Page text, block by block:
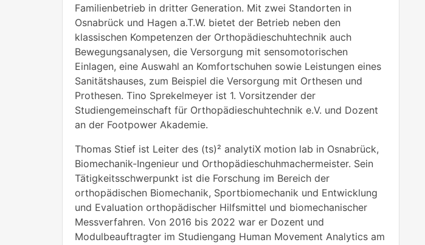
Familienbetrieb in dritter Generation. Mit zwei Standorten in
Osnabrück und Hagen a.T.W. bietet der Betrieb neben den
klassischen Kompetenzen der Orthopädieschuhtechnik auch
Bewegungsanalysen, die Versorgung mit sensomotorischen
Einlagen, eine Auswahl an Komfortschuhen sowie Leistungen eines
Sanitätshauses, zum Beispiel die Versorgung mit Orthesen und
Prothesen. Tino Sprekelmeyer ist 1. Vorsitzender der
Studiengemeinschaft für Orthopädieschuhtechnik e.V. und Dozent
an der Footpower Akademie.
Thomas Stief ist Leiter des (ts)² analytiX motion lab in Osnabrück,
Biomechanik-Ingenieur und Orthopädieschuhmachermeister. Sein
Tätigkeitsschwerpunkt ist die Forschung im Bereich der
orthopädischen Biomechanik, Sportbiomechanik und Entwicklung
und Evaluation orthopädischer Hilfsmittel und biomechanischer
Messverfahren. Von 2016 bis 2022 war er Dozent und
Modulbeauftragter im Studiengang Human Movement Analytics am